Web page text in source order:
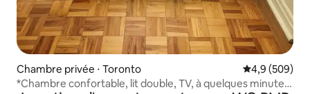
Chambre privée ⋅ Toronto Évaluation
4,9 (509)
*Chambre confortable, lit double, TV, à quelques minutes